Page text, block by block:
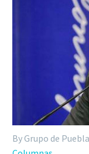
By Grupo de Puebla